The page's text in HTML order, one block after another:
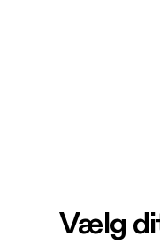
Vælg